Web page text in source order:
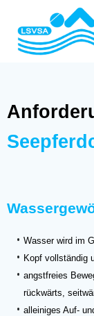
Wasser wird im
Kopf vollständig
angstfreies
rückwärts,
alleiniges Auf-